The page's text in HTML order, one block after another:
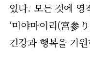
있다. 모든 것에 영
‘미야마이리(宮参
건강과 행복을 기